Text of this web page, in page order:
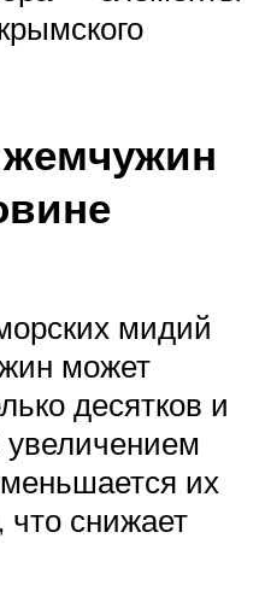
мидий
может
десятков и
их
снижает